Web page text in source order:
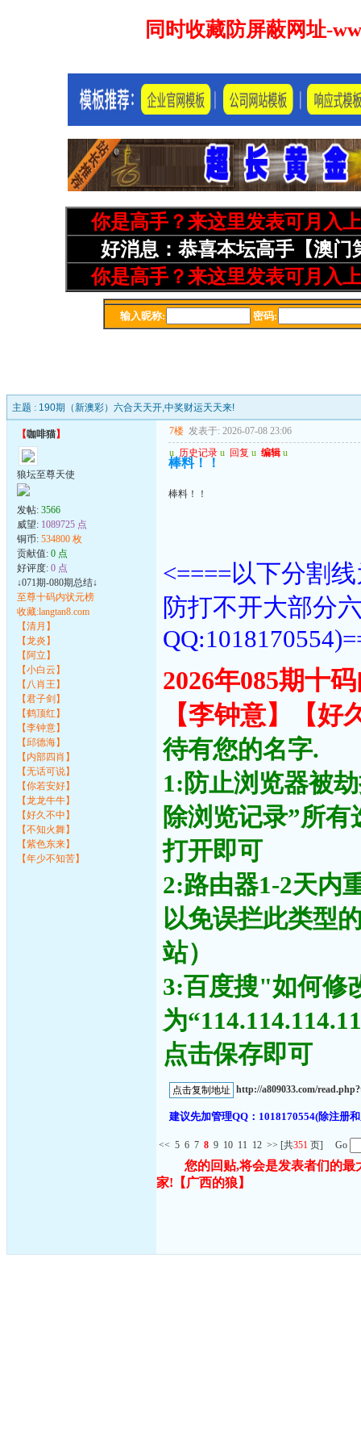
主题 : 190期（新澳彩）六合天天开,中奖财运天天来!
【咖啡猫】
狼坛至尊天使
发帖: 3566
威望: 1089725 点
铜币: 534800 枚
贡献值: 0 点
好评度: 0 点
↓071期-080期总结↓
至尊十码内状元榜
收藏:langtan8.com
【清月】
【龙炎】
【阿立】
【小白云】
【八肖王】
【君子剑】
【鹤顶红】
【李钟意】
【邱德海】
【内部四肖】
【无话可说】
【你若安好】
【龙龙牛牛】
【好久不中】
【不知火舞】
【紫色东来】
【年少不知苦】
7楼 发表于: 2026-07-08 23:06
u 历史记录 u 回复 u 编辑 u
棒料！！
棒料！！
<====以下分割
防打不开大部分
2026年085期十
【李钟意】【
待有您的名字.
1:防止浏览器被
除浏览记录”所
打开即可
2:路由器1-2天内
以免误拦此类型
站）
3:百度搜"如何修
为
点击保存即可
http://a809033.com/
建议先加管理QQ：1018170554(除注册
<< 5 6 7 8 9 10 11 12 >> [共351 页] Go
您的回贴,将会是发表者们的
家! 【广西的狼】